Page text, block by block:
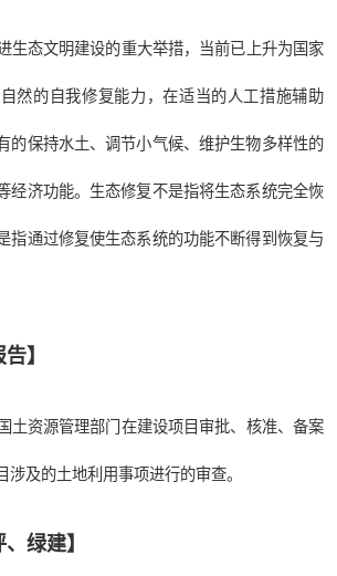
生态文明建设的重大举措，当前已上升为国家
然的自我修复能力，在适当的人工措施辅助
的保持水土、调节小气候、维护生物多样性的
经济功能。生态修复不是指将生态系统完全恢
指通过修复使生态系统的功能不断得到恢复与
】
土资源管理部门在建设项目审批、核准、备案
涉及的土地利用事项进行的审查。
绿建】